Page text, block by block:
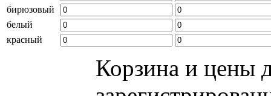
бирюзовый
белый
красный
Корзина и цены